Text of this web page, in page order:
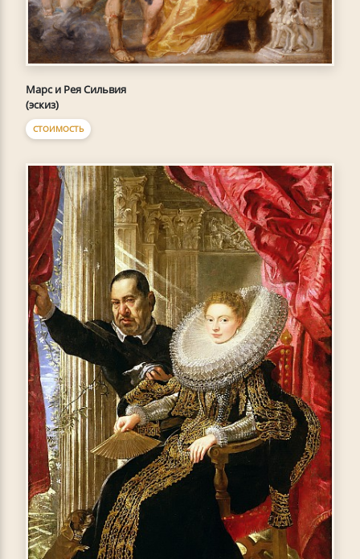
Марс и Рея Сильвия
(эскиз)
СТОИМОСТЬ